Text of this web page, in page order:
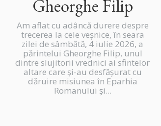
Gheorghe Filip
Am aflat cu adâncă durere despre
trecerea la cele veșnice, în seara
zilei de sâmbătă, 4 iulie 2026, a
părintelui Gheorghe Filip, unul
dintre slujitorii vrednici ai sfintelor
altare care și-au desfășurat cu
dăruire misiunea în Eparhia
Romanului și...